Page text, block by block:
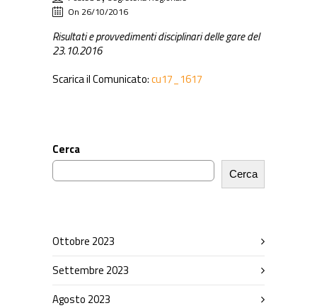
On 26/10/2016
Risultati e provvedimenti disciplinari delle gare del
23.10.2016
Scarica il Comunicato:cu17_1617
Cerca
Cerca
Ottobre 2023
Settembre 2023
Agosto 2023